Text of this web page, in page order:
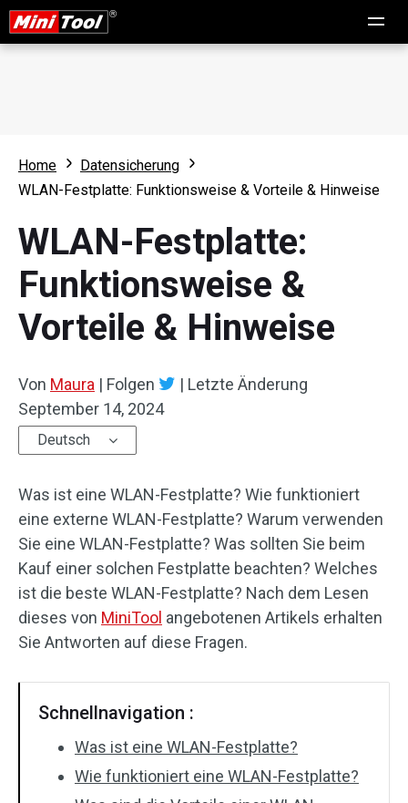
Home
Datensicherung
WLAN-Festplatte: Funktionsweise & Vorteile & Hinweise
WLAN-Festplatte:
Funktionsweise &
Vorteile & Hinweise
Von Maura | Folgen | Letzte Änderung
September 14, 2024
Deutsch
Was ist eine WLAN-Festplatte? Wie funktioniert
eine externe WLAN-Festplatte? Warum verwenden
Sie eine WLAN-Festplatte? Was sollten Sie beim
Kauf einer solchen Festplatte beachten? Welches
ist die beste WLAN-Festplatte? Nach dem Lesen
dieses von MiniTool angebotenen Artikels erhalten
Sie Antworten auf diese Fragen.
Schnellnavigation :
Was ist eine WLAN-Festplatte?
Wie funktioniert eine WLAN-Festplatte?